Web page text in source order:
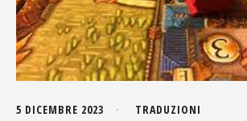
5 DICEMBRE 2023 TRADUZIONI